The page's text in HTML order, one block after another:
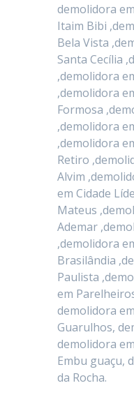
demolidora
Itaim Bibi
Bela Vista
Santa Cecília
,demolidora
,demolidora
Formosa
,demolidora
,demolidora
Retiro
Alvim
em Cidade
Mateus
Ademar
,demolidora
Brasilândia
Paulista
em
demolidora
Guarulhos,
demolidora
Embu guaçu,
da Rocha.